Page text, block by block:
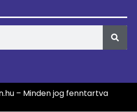
– Minden jog fenntartva